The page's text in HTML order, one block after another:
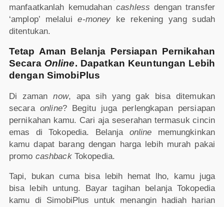
manfaatkanlah kemudahan cashless dengan transfer
‘amplop’ melaluie-money ke rekening yang sudah
ditentukan.
Tetap Aman Belanja Persiapan Pernikahan
Secara Online. Dapatkan Keuntungan Lebih
dengan SimobiPlus
Di zamannow, apa sih yang gak bisa ditemukan
secaraonline? Begitu juga perlengkapan persiapan
pernikahan kamu. Cari aja seserahan termasuk cincin
emas di Tokopedia. Belanja online memungkinkan
kamu dapat barang dengan harga lebih murah pakai
promo cashbackTokopedia.
Tapi, bukan cuma bisa lebih hemat lho, kamu juga
bisa lebih untung. Bayar tagihan belanja Tokopedia
kamu di SimobiPlus untuk menangin hadiah harian